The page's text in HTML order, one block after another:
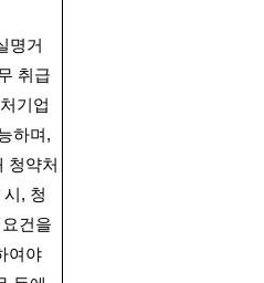
명거
취급
기업
하며 ,
청약처
, 청
건을
여야